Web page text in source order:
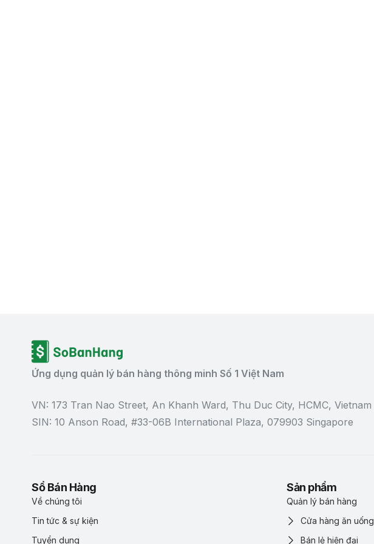
Ứng dụng quản lý bán hàng thông minh Số 1 Việt Nam
VN: 173 Tran Nao Street, An Khanh Ward, Thu Duc City, HCMC, Vietnam
SIN: 10 Anson Road, #33-06B International Plaza, 079903 Singapore
Sổ Bán Hàng
Về chúng tôi
Tin tức & sự kiện
Tuyển dụng
Sản phẩm
Quản lý bán hàng
Cửa hàng ăn uống
Bán lẻ hiện đại